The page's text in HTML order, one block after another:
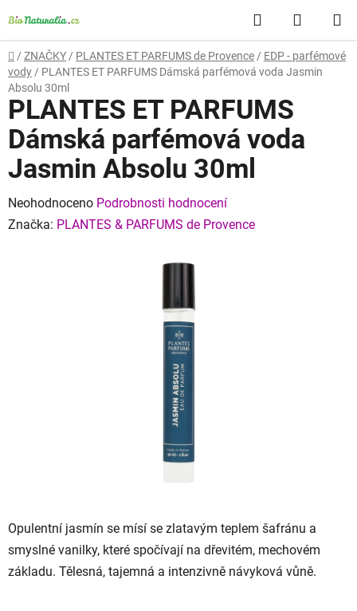
na
obsah
Hledat
KOŠÍK
Domů
/ ZNAČKY / PLANTES ET PARFUMS de Provence / EDP - parfémové
vody / PLANTES ET PARFUMS Dámská parfémová voda Jasmin
Absolu 30ml
Opulentní jasmín se mísí se zlatavým teplem šafránu a
smyslné vanilky, které spočívají na dřevitém, mechovém
základu. Tělesná, tajemná a intenzivně návyková vůně.
PLANTES ET PARFUMS
Dámská parfémová voda
Jasmin Absolu 30ml
Průměrné
hodnocení
Neohodnoceno Podrobnosti hodnocení
Značka: PLANTES & PARFUMS de Provence